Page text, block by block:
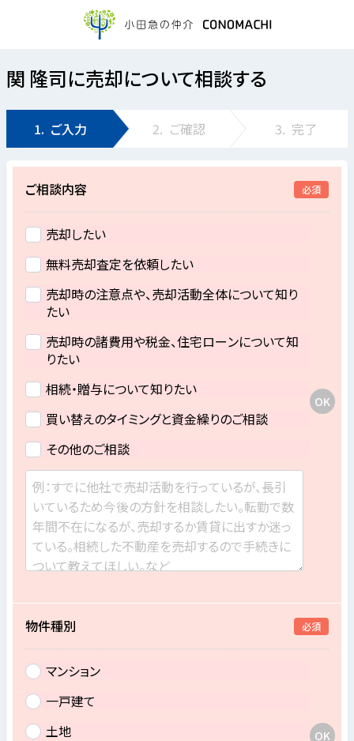
関 隆司に売却について相談する
1. ご入力 2. ご確認 3. 完了
ご相談内容 必須
売却したい
無料売却査定を依頼したい
売却時の注意点や、売却活動全体について知り
たい
売却時の諸費用や税金、住宅ローンについて知
りたい
相続・贈与について知りたい
買い替えのタイミングと資金繰りのご相談
その他のご相談
物件種別 必須
マンション
一戸建て
土地